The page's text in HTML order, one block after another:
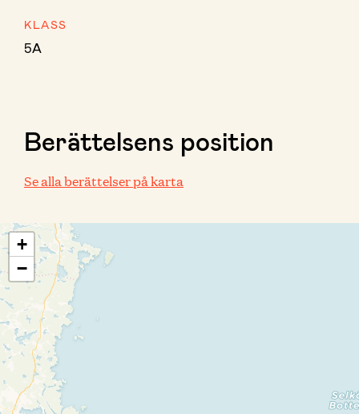
KLASS
5A
Berättelsens position
Se alla berättelser på karta
+
−